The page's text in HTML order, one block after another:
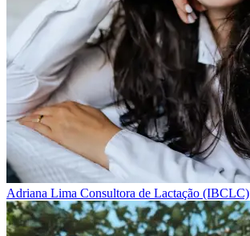
Adriana Lima Consultora de Lactação (IBCLC)